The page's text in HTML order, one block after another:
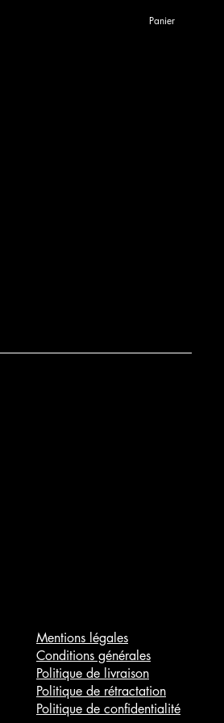
Panier
Mentions légales
Conditions générales
Politique de livraison
Politique de rétractation
Politique de confidentialité